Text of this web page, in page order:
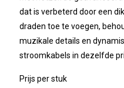
was:
dat is verbeterd door een
draden toe te voegen,
muzikale details en
stroomkabels in dezelfde
Prijs per stuk